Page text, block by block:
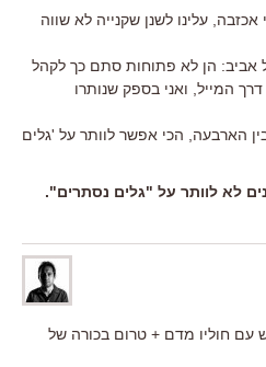
עלינו לשנן שקנייה לא שווה
אביב: הן לא פתוחות סתם כך לקהל
המייל, ואני בספק שנותרו
הארבעה, הכי אפשר לוותר על 'גלים
לא לוותר על "גלים נסתרים".
עם חוליו מדם + טרום בכורה של